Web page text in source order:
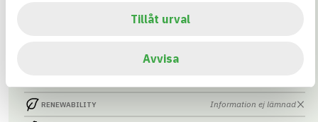
Tillåt urval
Avvisa
Bultartiklar, muttrar och
RENEWABILITY Information ej lämnad